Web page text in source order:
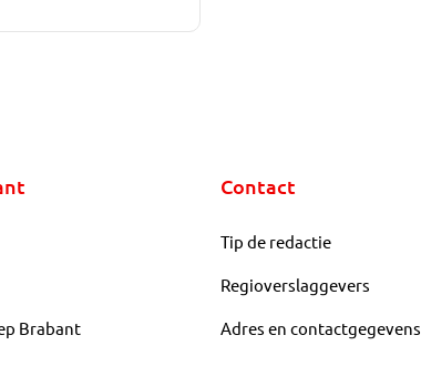
Brabant
Contact
Tip de redactie
Regioverslaggevers
Adres en contactgegevens